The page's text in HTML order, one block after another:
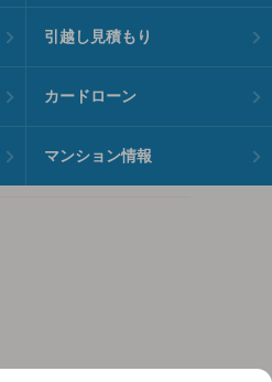
引越し見積もり
カードローン
マンション情報